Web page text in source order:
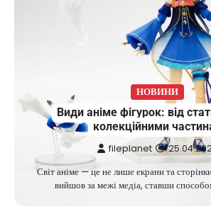
НОВИНИ
Види аніме фігурок: від
колекційними
fileplanet
Світ аніме — це не лише екрани та
вийшов за межі медіа, ставши